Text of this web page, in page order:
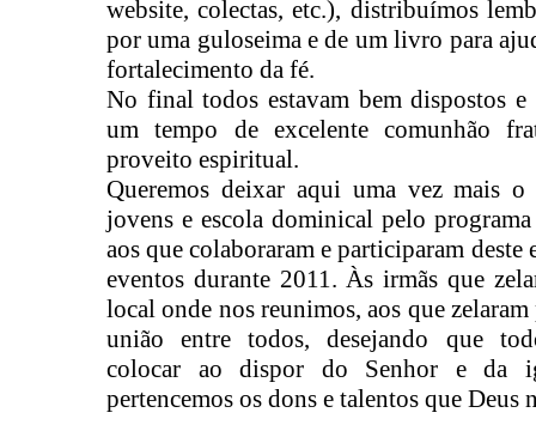
website, colectas, etc.), distribuímos
por uma guloseima e de um livro para
fortalecimento da fé.
No final todos estavam bem dispostos e
um tempo de excelente comunhão
proveito espiritual.
Queremos deixar aqui uma vez mais o
jovens e escola dominical pelo programa
aos que colaboraram e participaram deste
eventos durante 2011. Às irmãs que
local onde nos reunimos, aos que zelaram
união entre todos, desejando que
colocar ao dispor do Senhor e da
pertencemos os dons e talentos que Deus